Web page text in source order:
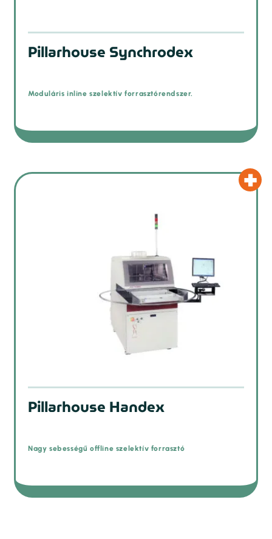
Pillarhouse Synchrodex
Moduláris inline szelektív forrasztórendszer.
Pillarhouse Handex
Nagy sebességű offline szelektív forrasztó